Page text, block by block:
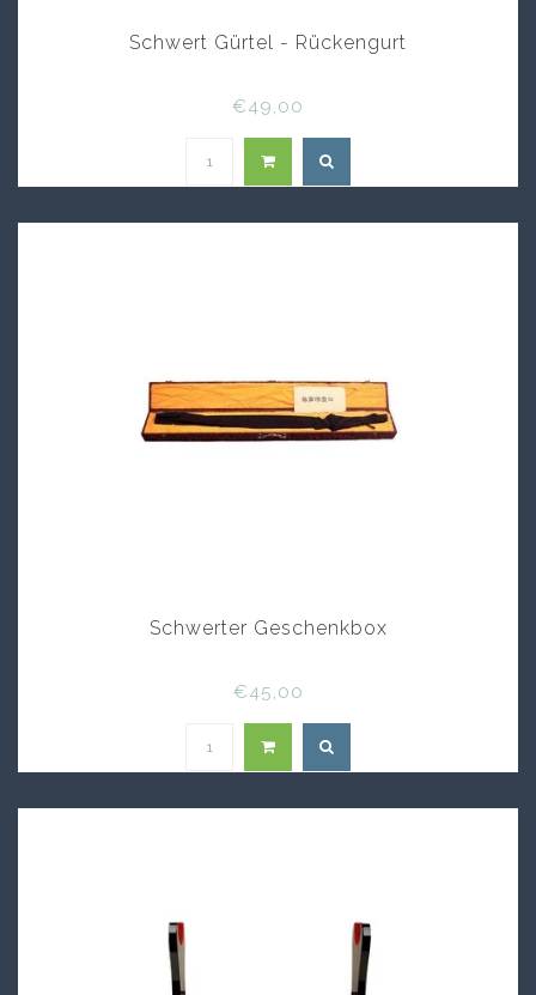
Schwert Gürtel - Rückengurt
€49,00
Schwerter Geschenkbox
€45,00